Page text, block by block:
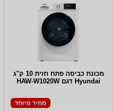
מכונת כביסה פתח חזית 10 ק"ג
Hyundai דגם HAW-W1020W
מחיר מיוחד